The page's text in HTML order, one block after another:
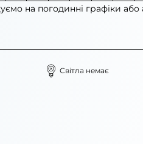
на погодинні графіки
Світла немає